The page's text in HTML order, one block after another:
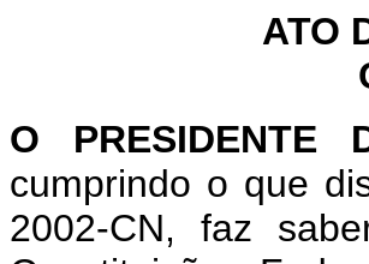
ATO
O PRESIDENTE
cumprindo o que
2002-CN, faz